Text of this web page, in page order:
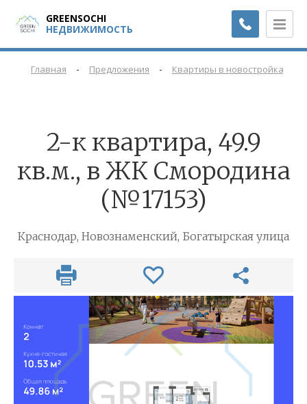
GREENSOCHI
НЕДВИЖИМОСТЬ
Главная - Предложения - Квартиры в новостройках
2-к квартира, 49.9
кв.м., в ЖК Смородина
(№17153)
Краснодар, Новознаменский, Богатырская улица